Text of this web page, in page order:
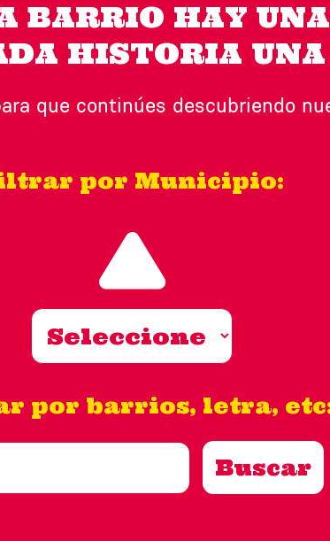
BARRIO HAY
HISTORIA
que continúes descubriendo
por Municipio:
por barrios, letra,